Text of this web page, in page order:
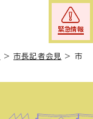
緊急情報
>市長記者会見 > 市